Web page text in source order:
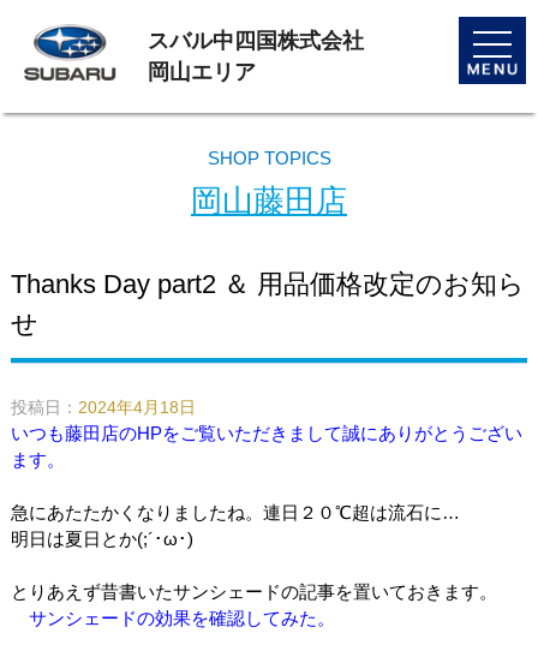
toggle
スバル中四国株式会社
岡山エリア
SHOP TOPICS
岡山藤田店
Thanks Day part2 ＆ 用品価格改定のお知ら
せ
投稿日： 2024年4月18日
いつも藤田店のHPをご覧いただきまして誠にありがとうござい
ます。
急にあたたかくなりましたね。連日２０℃超は流石に…
明日は夏日とか(;´･ω･)
とりあえず昔書いたサンシェードの記事を置いておきます。
サンシェードの効果を確認してみた。